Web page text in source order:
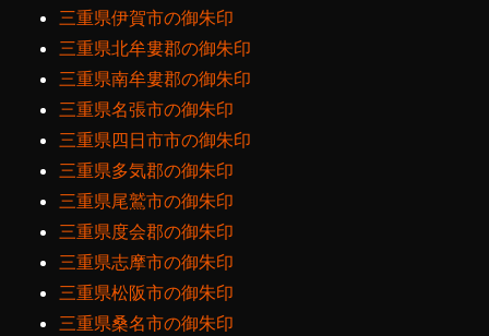
三重県伊賀市の御朱印
三重県北牟婁郡の御朱印
三重県南牟婁郡の御朱印
三重県名張市の御朱印
三重県四日市市の御朱印
三重県多気郡の御朱印
三重県尾鷲市の御朱印
三重県度会郡の御朱印
三重県志摩市の御朱印
三重県松阪市の御朱印
三重県桑名市の御朱印